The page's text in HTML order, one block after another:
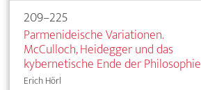
209–225
Parmenideische Variationen.
McCulloch, Heidegger und das
kybernetische Ende der Philosophie
Erich Hörl